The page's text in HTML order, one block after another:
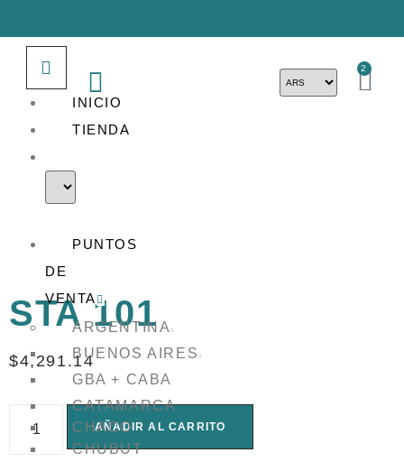
INICIO
TIENDA
PUNTOS
DE
VENTA
ARGENTINA
BUENOS AIRES
GBA + CABA
CATAMARCA
CHACO
CHUBUT
2
STA 101
$4,291.14
AÑADIR AL CARRITO